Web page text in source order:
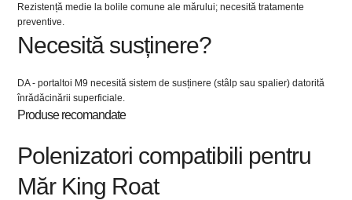
Rezistență medie la bolile comune ale mărului; necesită tratamente
preventive.
Necesită susținere?
DA - portaltoi M9 necesită sistem de susținere (stâlp sau spalier) datorită
înrădăcinării superficiale.
Produse recomandate
Polenizatori compatibili pentru
Măr King Roat